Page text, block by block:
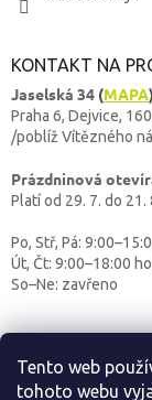
Tento web
tohoto webu
KONTAKT NA
Jaselská 34 (MAPA)
Praha 6, Dejvice,
/poblíž Vítězného
Prázdninová
Platí od 29. 7. do 21.
Po, Stř, Pá:
Út, Čt: 9:00–18:00
So–Ne: zavřeno